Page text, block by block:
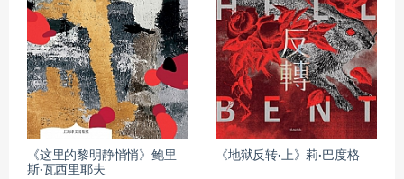
《这里的黎明静悄悄》鲍里
斯·瓦西里耶夫
《地狱反转·上》莉·巴度格